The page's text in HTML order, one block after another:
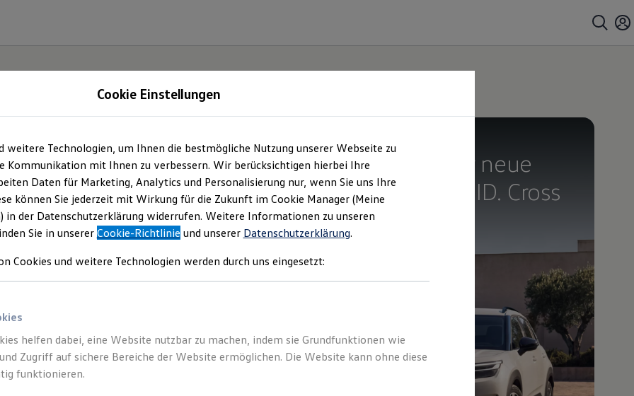
Ab 24.995,00 € inkl. MwSt.
Begeistert. Der neue
vollelektrische ID. Cross
Trend
Neu abzgl. ID. Kaufprämie
Cookie Einstellungen
weitere Technologien, um Ihnen die bestmögliche Nutzung unserer Webseite zu
Kommunikation mit Ihnen zu verbessern. Wir berücksichtigen hierbei Ihre
Daten für Marketing, Analytics und Personalisierung nur, wenn Sie uns Ihre
können Sie jederzeit mit Wirkung für die Zukunft im Cookie Manager (Meine
in der Datenschutzerklärung widerrufen. Weitere Informationen zu unseren
Sie in unsererCookie-Richtlinie und unserer Datenschutzerklärung.
Cookies und weitere Technologien werden durch uns eingesetzt:
helfen dabei, eine Website nutzbar zu machen, indem sie Grundfunktionen wie
Zugriff auf sichere Bereiche der Website ermöglichen. Die Website kann ohne diese
funktionieren.